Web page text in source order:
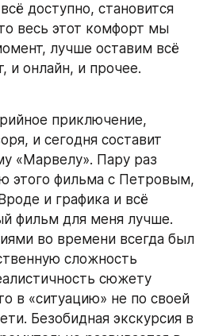
доступно, становится
весь этот комфорт мы
лучше оставим всё
и онлайн, и прочее.
приключение,
и сегодня составит
«Марвелу». Пару раз
этого фильма с Петровым,
и графика и всё
фильм для меня лучше.
во времени всегда был
сложность
сюжету
в «ситуацию» не по своей
Безобидная экскурсия в